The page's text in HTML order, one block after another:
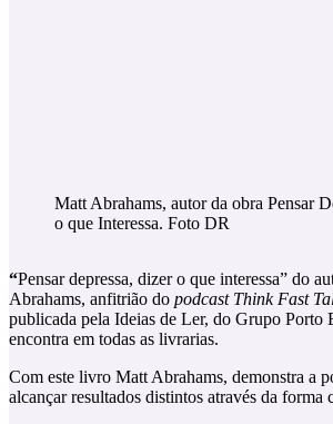
Matt Abrahams, autor da obra Pensar
o que Interessa. Foto DR
“Pensar depressa, dizer o que interessa” do
Abrahams, anfitrião do podcast Think Fast
publicada pela Ideias de Ler, do Grupo Porto
encontra em todas as livrarias.
Com este livro Matt Abrahams, demonstra a
alcançar resultados distintos através da forma